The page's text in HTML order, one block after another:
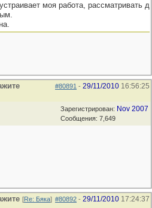
моя работа, рассматривать
#80891 - 29/11/2010 16:56:25
Зарегистрирован: Nov 2007
Сообщения: 7,649
#80892 - 29/11/2010 17:24:37
[Re: Бяка]